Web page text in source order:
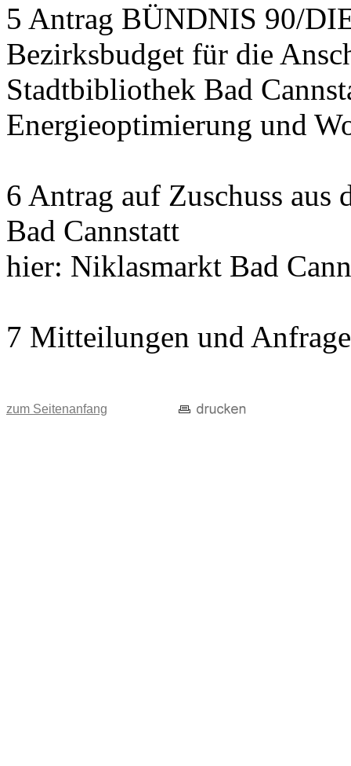
5 Antrag BÜNDNIS 90/
Bezirksbudget für die
Stadtbibliothek Bad
Energieoptimierung und
6 Antrag auf Zuschuss
Bad Cannstatt
hier: Niklasmarkt Bad
7 Mitteilungen und
zum Seitenanfang